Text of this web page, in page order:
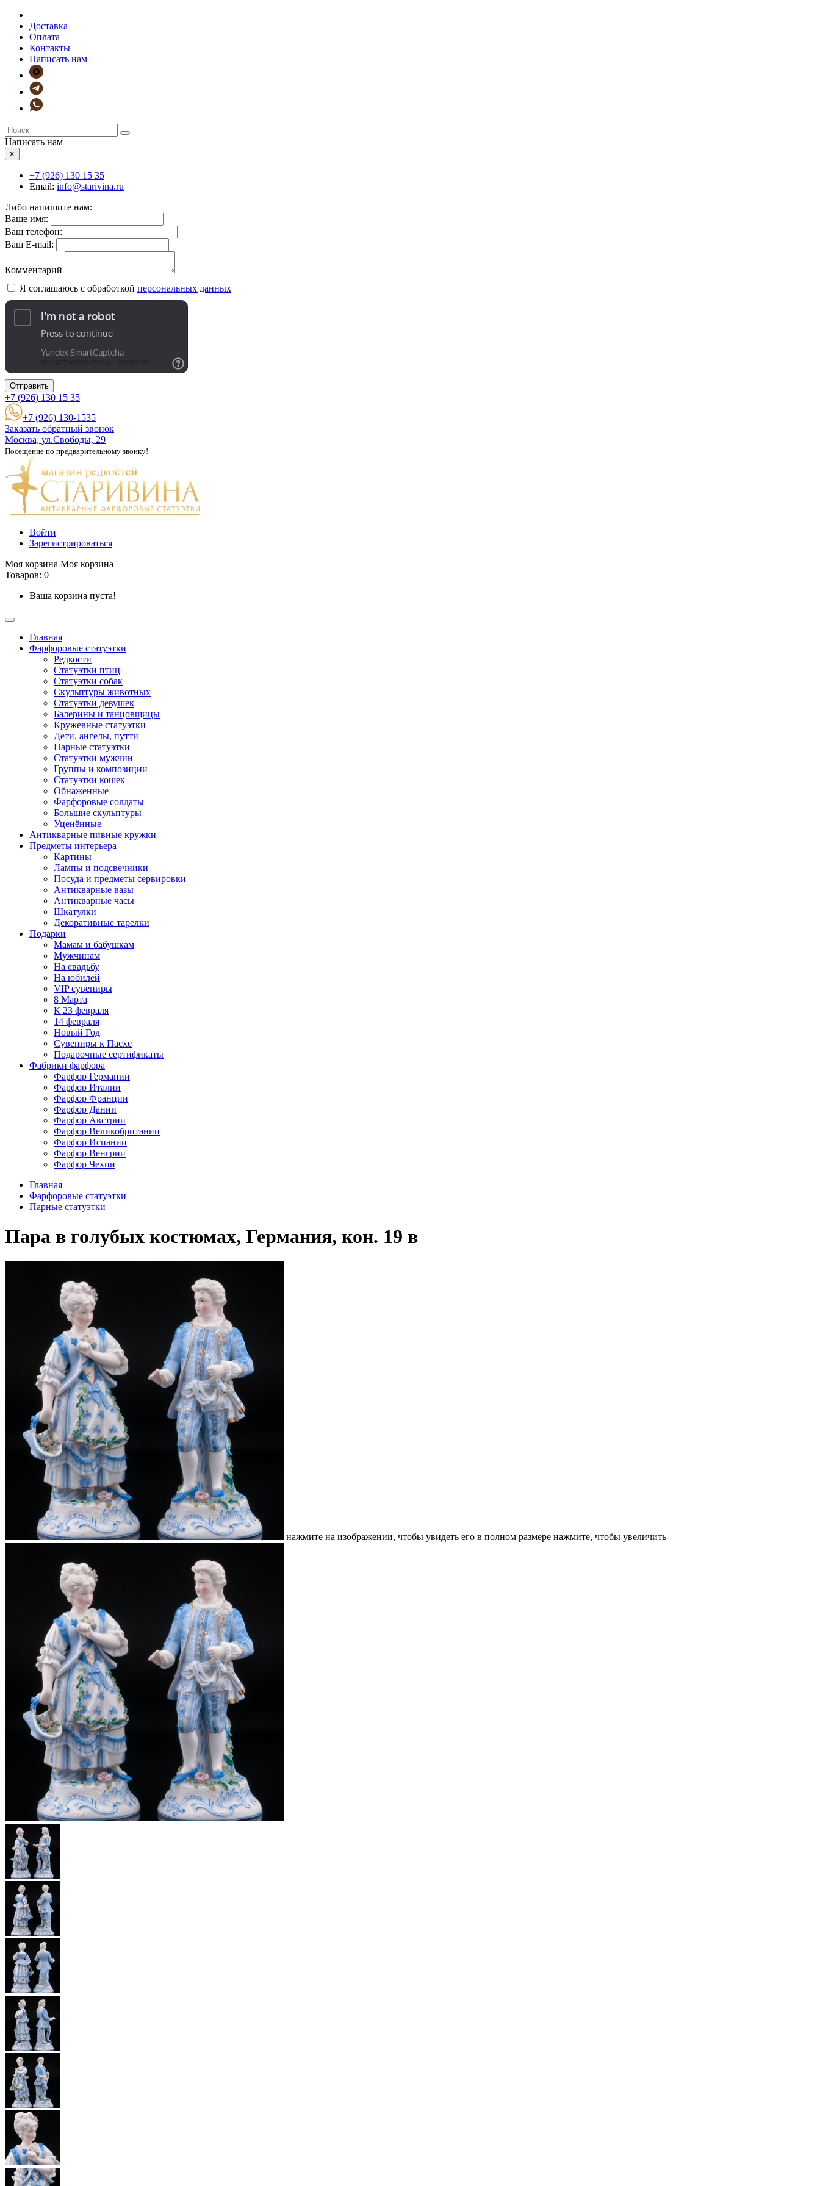
Доставка
Оплата
Контакты
Написать нам
Написать нам
×
+7 (926) 130 15 35
Email: info@starivina.ru
Либо напишите нам:
Ваше имя:
Ваш телефон:
Ваш E-mail:
Комментарий
Я соглашаюсь с обработкой персональных данных
Отправить
+7 (926) 130 15 35
+7 (926) 130-1535
Заказать обратный звонок
Москва, ул.Свободы, 29
Посещение по предварительному звонку!
Войти
Зарегистрироваться
Моя корзина Моя корзина
Товаров: 0
Ваша корзина пуста!
Главная
Фарфоровые статуэтки
Редкости
Cтатуэтки птиц
Cтатуэтки собак
Скульптуры животных
Статуэтки девушек
Балерины и танцовщицы
Кружевные статуэтки
Дети, ангелы, путти
Парные статуэтки
Статуэтки мужчин
Группы и композиции
Статуэтки кошек
Обнаженные
Фарфоровые солдаты
Большие скульптуры
Уценённые
Антикварные пивные кружки
Предметы интерьера
Картины
Лампы и подсвечники
Посуда и предметы сервировки
Антикварные вазы
Антикварные часы
Шкатулки
Декоративные тарелки
Подарки
Мамам и бабушкам
Мужчинам
На свадьбу
На юбилей
VIP сувениры
8 Марта
К 23 февраля
14 февраля
Новый Год
Сувениры к Пасхе
Подарочные сертификаты
Фабрики фарфора
Фарфор Германии
Фарфор Италии
Фарфор Франции
Фарфор Дании
Фарфор Австрии
Фарфор Великобритании
Фарфор Испании
Фарфор Венгрии
Фарфор Чехии
Главная
Фарфоровые статуэтки
Парные статуэтки
Пара в голубых костюмах, Германия, кон. 19 в
нажмите на изображении, чтобы увидеть его в полном размере нажмите, чтобы увеличить